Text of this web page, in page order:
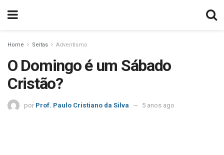
Home Seitas Adventismo
O Domingo é um Sábado
Cristão?
por Prof. Paulo Cristiano da Silva 5 anos ago